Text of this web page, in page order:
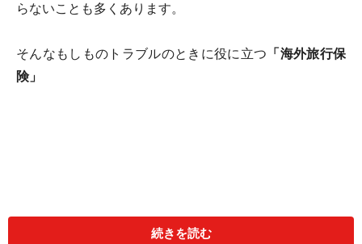
らないことも多くあります。
そんなもしものトラブルのときに役に立つ 「海外旅行保
険」
続きを読む